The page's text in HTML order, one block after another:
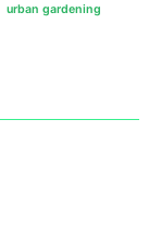
urban gardening